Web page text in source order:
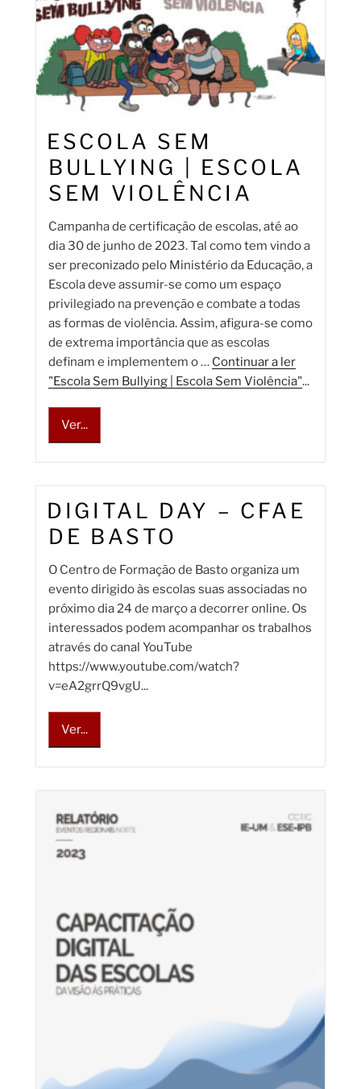
ESCOLA SEM
BULLYING | ESCOLA
SEM VIOLÊNCIA
Campanha de certificação de escolas, até ao
dia 30 de junho de 2023. Tal como tem vindo a
ser preconizado pelo Ministério da Educação, a
Escola deve assumir-se como um espaço
privilegiado na prevenção e combate a todas
as formas de violência. Assim, afigura-se como
de extrema importância que as escolas
definam e implementem o … Continuar a ler
"Escola Sem Bullying | Escola Sem Violência"...
Ver...
DIGITAL DAY – CFAE
DE BASTO
O Centro de Formação de Basto organiza um
evento dirigido às escolas suas associadas no
próximo dia 24 de março a decorrer online. Os
interessados podem acompanhar os trabalhos
através do canal YouTube
https://www.youtube.com/watch?
v=eA2grrQ9vgU...
Ver...